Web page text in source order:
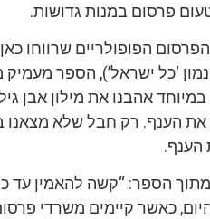
פרסום במנות גדושות.
הפופולריים שרווחו
במיוחד אהבנו את מילון אבן
הענף. רק חבל שלא מצאנו
הענף.
הספר: “קשה להאמין עד
כאשר קיימים משרדי